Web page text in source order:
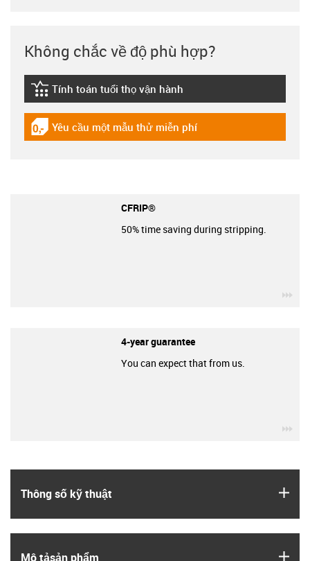
Thông số kỹ thuật
Mô tả­sản phẩm
Không chắc về độ phù hợp?
igus-icon-lebensdauerrechner
Tính toán tuổi thọ vận hành
igus-icon-gratismuster
Yêu cầu một mẫu thử miễn phí
CFRIP®
50% time saving during stripping.
4-year guarantee
You can expect that from us.